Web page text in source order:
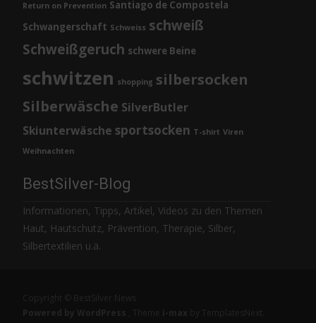
Return on Prevention Santiago de Compostela
Schwangerschaft Schweiss schweiß
Schweißgeruch schwere Beine
schwitzen shopping silbersocken
Silberwäsche SilverButler
Skiunterwäsche sportsocken T-shirt Viren
Weihnachten
BestSilver-Blog
Informationen, Tipps, Artikel, Videos zu den Themen
Haut, Hautschutz, Prävention, Therapie, Silber,
Silbertextilien u.ä.
Powered by WordPress
i-max